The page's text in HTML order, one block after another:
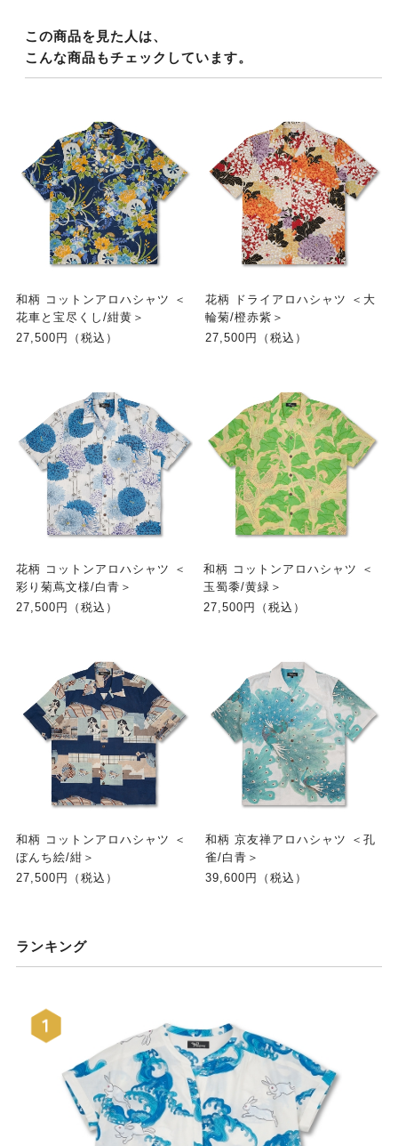
この商品を見た人は、
こんな商品もチェックしています。
和柄 コットンアロハシャツ ＜
花車と宝尽くし/紺黄＞
27,500円（税込）
花柄 ドライアロハシャツ ＜大
輪菊/橙赤紫＞
27,500円（税込）
花柄 コットンアロハシャツ ＜
彩り菊蔦文様/白青＞
27,500円（税込）
和柄 コットンアロハシャツ ＜
玉蜀黍/黄緑＞
27,500円（税込）
和柄 コットンアロハシャツ ＜
ぼんち絵/紺＞
27,500円（税込）
和柄 京友禅アロハシャツ ＜孔
雀/白青＞
39,600円（税込）
ランキング